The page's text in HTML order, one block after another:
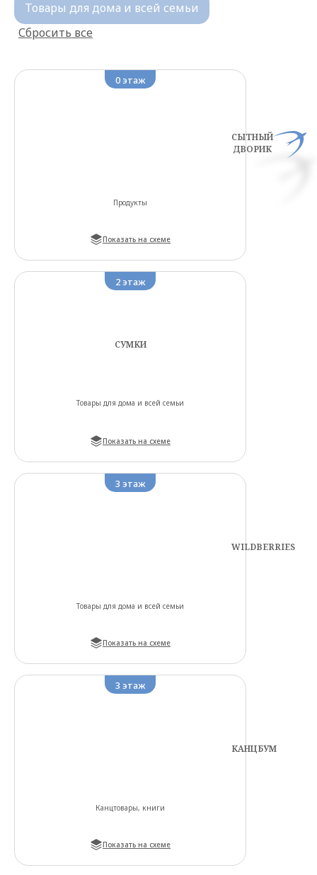
Товары для дома и всей семьи
Сбросить все
0этаж
СЫТНЫЙ
ДВОРИК
Продукты
Показать на схеме
2этаж
СУМКИ
Товары для дома и всей семьи
Показать на схеме
3 этаж
WILDBERRIES
Товары для дома и всей семьи
Показать на схеме
3 этаж
КАНЦБУМ
Канцтовары, книги
Показать на схеме